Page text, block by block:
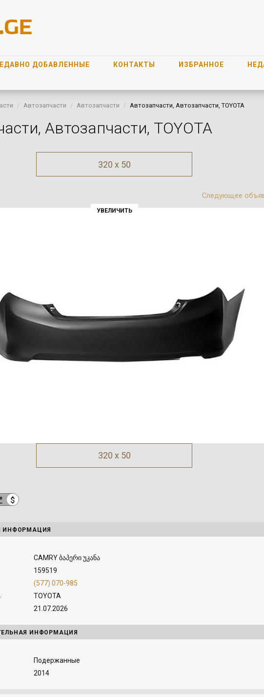
ДОБАВЛЕННЫЕ КОНТАКТЫ ИЗБРАННОЕ
Автозапчасти Автозапчасти Автозапчасти, Автозапчасти, TOYOTA
Автозапчасти, TOYOTA
320 x 50
Следующее
УВЕЛИЧИТЬ
320 x 50
$
ИНФОРМАЦИЯ
CAMRY ბაპერი უკანა
159519
(577) 070-985
TOYOTA
21.07.2026
ИНФОРМАЦИЯ
Подержанные
2014